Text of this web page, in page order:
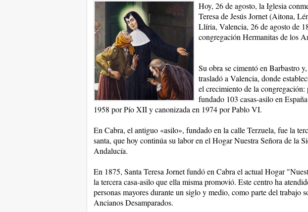
Hoy, 26 de agosto, la Iglesia
Teresa de Jesús Jornet (Aitona,
Llíria, Valencia, 26 de agosto de
congregación Hermanitas de los
Su obra se cimentó en Barbastro
trasladó a Valencia, donde
el crecimiento de la congregación:
fundado 103 casas-asilo en
1958 por Pío XII y canonizada en 1974 por Pablo VI.
En Cabra, el antiguo «asilo», fundado en la calle Terzuela, fue la
santa, que hoy continúa su labor en el Hogar Nuestra Señora de la
Andalucía.
En 1875, Santa Teresa Jornet fundó en Cabra el actual Hogar
la tercera casa-asilo que ella misma promovió. Este centro ha
personas mayores durante un siglo y medio, como parte del trabajo
Ancianos Desamparados.